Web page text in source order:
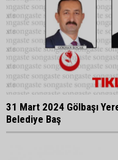
31 Mart 2024 Gölbaşı
Belediye Baş